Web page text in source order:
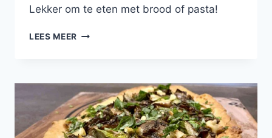
Lekker om te eten met brood of pasta!
LEES MEER CHAMPIGNONS
SPINAZIE